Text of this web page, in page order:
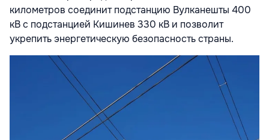
километров соединит подстанцию Вулканешты 400
кВ с подстанцией Кишинев 330 кВ и позволит
укрепить энергетическую безопасность страны.